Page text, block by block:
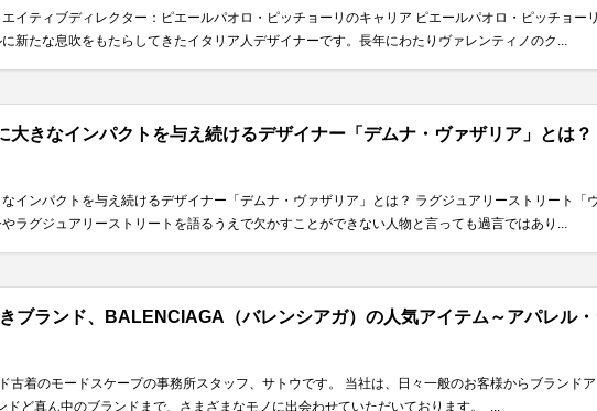
イティブディレクター：ピエールパオロ・ピッチョーリのキャリア ピエールパオロ・ピッチョー
新たな息吹をもたらしてきたイタリア人デザイナーです。長年にわたりヴァレンティノのク...
大きなインパクトを与え続けるデザイナー「デムナ・ヴァザリア」とは？
インパクトを与え続けるデザイナー「デムナ・ヴァザリア」とは？ ラグジュアリーストリート「
ラグジュアリーストリートを語るうえで欠かすことができない人物と言っても過言ではあり...
ブランド、BALENCIAGA（バレンシアガ）の人気アイテム～アパレル
古着のモードスケープの事務所スタッフ、サトウです。 当社は、日々一般のお客様からブランドア
ドど真ん中のブランドまで、さまざまなモノに出会わせていただいております。 ...